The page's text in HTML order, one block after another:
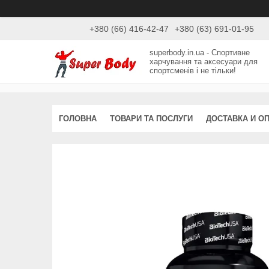
+380 (66) 416-42-47 +380 (63) 691-01-95
superbody.in.ua - Спортивне
харчування та аксесуари для
спортсменів і не тільки!
ГОЛОВНА ТОВАРИ ТА ПОСЛУГИ ДОСТАВКА И